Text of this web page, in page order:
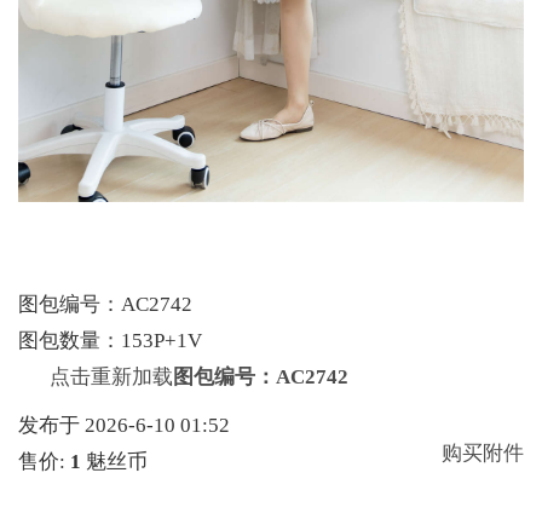
图包编号：AC2742
图包数量：153P+1V
点击重新加载 图包编号：AC2742
发布于 2026-6-10 01:52
售价: 1 魅丝币 购买附件